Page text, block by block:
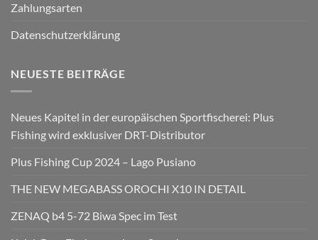
Zahlungsarten
Datenschutzerklärung
NEUESTE BEITRÄGE
Neues Kapitel in der europäischen Sportfischerei: Plus
Fishing wird exklusiver DRT-Distributor
Plus Fishing Cup 2024 – Lago Pusiano
THE NEW MEGABASS OROCHI X10 IN DETAIL
ZENAQ b4 5-72 Biwa Spec im Test